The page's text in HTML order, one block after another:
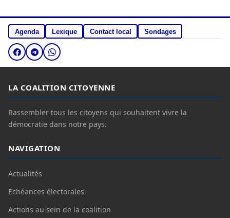
Agenda Lexique Contact local Sondages
LA COALITION CITOYENNE
Rassembler tous les citoyens qui souhaitent vivre la
démocratie dans notre pays.
NAVIGATION
Actualités
Echéances électorales
Actions au sein de la coalition